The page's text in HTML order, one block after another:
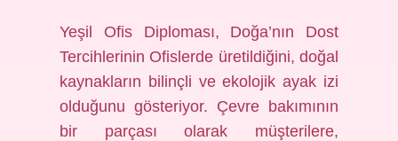
Yeşil Ofis Diploması, Doğa’nın Dost
Tercihlerinin Ofislerde üretildiğini, doğal
kaynakların bilinçli ve ekolojik ayak izi
olduğunu gösteriyor. Çevre bakımının
bir parçası olarak müşterilere,